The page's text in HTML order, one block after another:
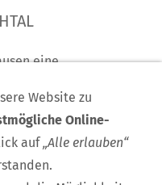
eine
Im Umfeld
zum 15. Juli 2024
Website zu
Online-
auf„Alle erlauben“